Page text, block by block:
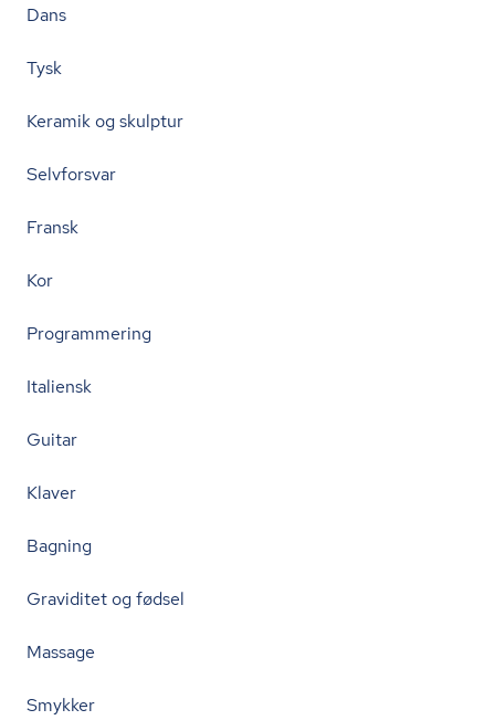
Dans
Tysk
Keramik og skulptur
Selvforsvar
Fransk
Kor
Programmering
Italiensk
Guitar
Klaver
Bagning
Graviditet og fødsel
Massage
Smykker